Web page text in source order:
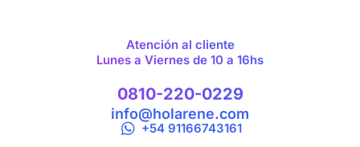
Atención al cliente
Lunes a Viernes de 10 a 16hs
0810-220-0229
info@holarene.com
+54 91166743161